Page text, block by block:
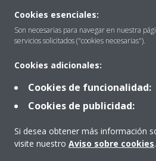
Destacados
Contactar con Daikin
Cookies esenciales:
Son necesarias para navegar en nuestra
servicios solicitados ("cookies necesarias").
Cookies adicionales:
Cookies de funcionalidad:
Cookies de publicidad:
Si desea obtener más información
visite nuestro Aviso sobre cookies.